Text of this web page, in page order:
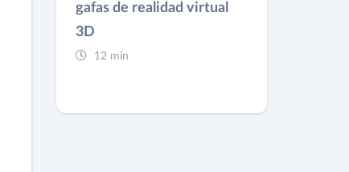
gafas de realidad virtual
3D
12 min